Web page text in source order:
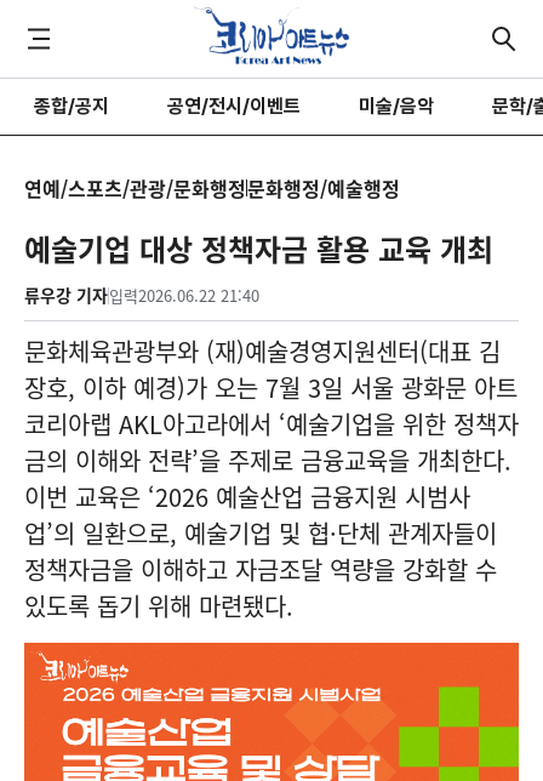
종합/공지 공연/전시/이벤트 미술/음악 문학/
연예/스포츠/관광/문화행정문화행정/예술행정
예술기업 대상 정책자금 활용 교육 개최
류우강 기자입력2026.06.22 21:40
문화체육관광부와 (재)예술경영지원센터(대표 김
장호, 이하 예경)가 오는 7월 3일 서울 광화문 아트
코리아랩 AKL아고라에서 ‘예술기업을 위한 정책자
금의 이해와 전략’을 주제로 금융교육을 개최한다.
이번 교육은 ‘2026 예술산업 금융지원 시범사
업’의 일환으로, 예술기업 및 협·단체 관계자들이
정책자금을 이해하고 자금조달 역량을 강화할 수
있도록 돕기 위해 마련됐다.